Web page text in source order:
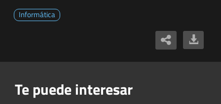
Informática
Te puede interesar